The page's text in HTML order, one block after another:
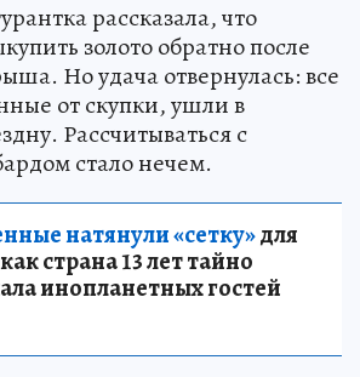
рассказала, что
золото обратно после
Но удача отвернулась: все
от скупки, ушли в
Рассчитываться с
стало нечем.
натянули «сетку»для
страна 13 лет тайно
инопланетных гостей